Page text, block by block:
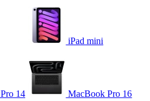
iPad mini
14 MacBook Pro 16